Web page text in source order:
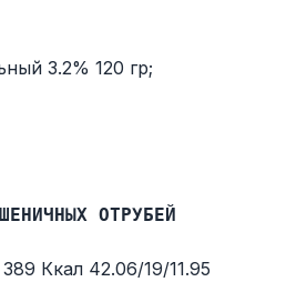
3.2% 120 гр;
ОТРУБЕЙ
389 Ккал 42.06/19/11.95